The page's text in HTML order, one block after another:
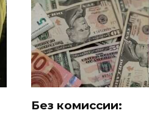
Без комиссии: